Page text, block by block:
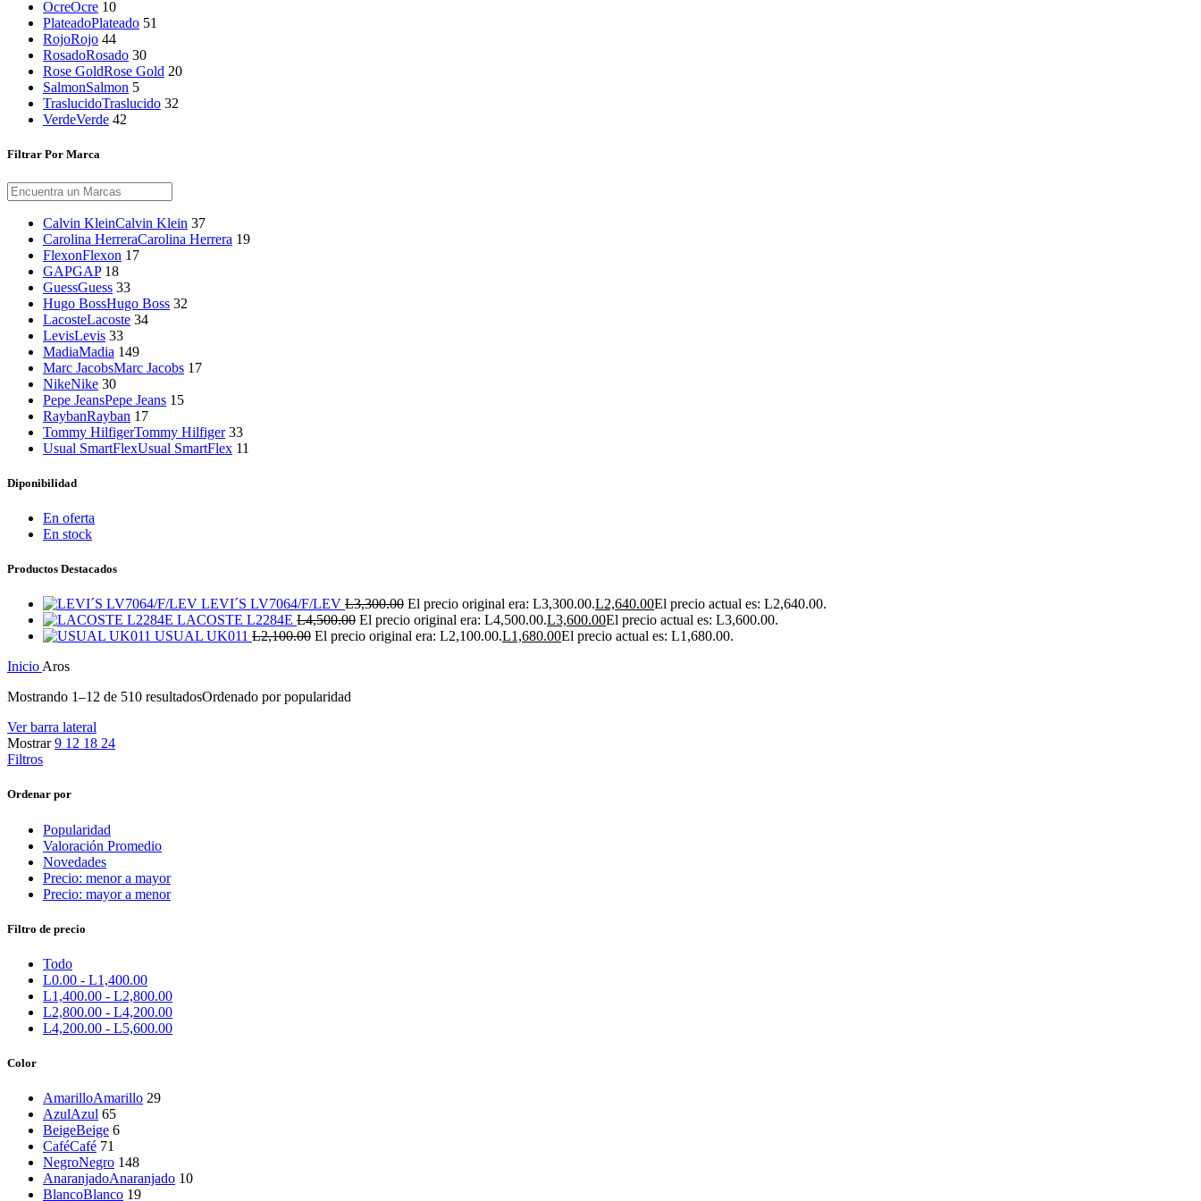
OcreOcre 10
PlateadoPlateado 51
RojoRojo 44
RosadoRosado 30
Rose GoldRose Gold 20
SalmonSalmon 5
TraslucidoTraslucido 32
VerdeVerde 42
Filtrar Por Marca
Calvin KleinCalvin Klein 37
Carolina HerreraCarolina Herrera 19
FlexonFlexon 17
GAPGAP 18
GuessGuess 33
Hugo BossHugo Boss 32
LacosteLacoste 34
LevisLevis 33
MadiaMadia 149
Marc JacobsMarc Jacobs 17
NikeNike 30
Pepe JeansPepe Jeans 15
RaybanRayban 17
Tommy HilfigerTommy Hilfiger 33
Usual SmartFlexUsual SmartFlex 11
Diponibilidad
En oferta
En stock
Productos Destacados
LEVI´S LV7064/F/LEV L3,300.00 El precio original era: L3,300.00.L2,640.00El precio actual es: L2,640.00.
LACOSTE L2284E L4,500.00 El precio original era: L4,500.00.L3,600.00El precio actual es: L3,600.00.
USUAL UK011 L2,100.00 El precio original era: L2,100.00.L1,680.00El precio actual es: L1,680.00.
Inicio Aros
Mostrando 1–12 de 510 resultadosOrdenado por popularidad
Ver barra lateral
Mostrar9 12 18 24
Filtros
Ordenar por
Popularidad
Valoración Promedio
Novedades
Precio: menor a mayor
Precio: mayor a menor
Filtro de precio
Todo
L0.00 - L1,400.00
L1,400.00 - L2,800.00
L2,800.00 - L4,200.00
L4,200.00 - L5,600.00
Color
AmarilloAmarillo 29
AzulAzul 65
BeigeBeige 6
CaféCafé 71
NegroNegro 148
AnaranjadoAnaranjado 10
BlancoBlanco 19